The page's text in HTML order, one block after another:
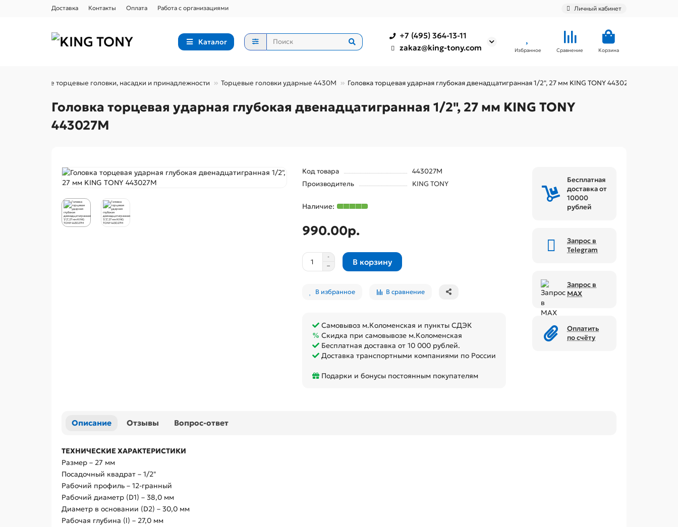
Доставка Контакты Оплата Работа с организациями Личный кабинет
Каталог
+7 (495) 364-13-11
zakaz@king-tony.com
Избранное Сравнение Корзина
Ударные торцевые головки, насадки и принадлежности Торцевые головки ударные 4430M Головка торцевая ударная глубокая двенадцатигранная 1/2", 27 мм KING TONY 443027M
Головка торцевая ударная глубокая двенадцатигранная 1/2", 27 мм KING TONY
443027M
Код товара
443027M
Производитель
KING TONY
990.00р.
В корзину
В избранное В сравнение
Самовывоз м.Коломенская и пункты СДЭК
Скидка при самовывозе м.Коломенская
Бесплатная доставка от 10 000 рублей.
Доставка транспортными компаниями по России
Подарки и бонусы постоянным покупателям
Бесплатная
доставка от
10000
рублей
Запрос в
Telegram
Запрос в
MAX
Оплатить
по счёту
Описание Отзывы Вопрос-ответ
ТЕХНИЧЕСКИЕ ХАРАКТЕРИСТИКИ
Размер – 27 мм
Посадочный квадрат – 1/2"
Рабочий профиль – 12-гранный
Рабочий диаметр (D1) – 38,0 мм
Диаметр в основании (D2) – 30,0 мм
Рабочая глубина (l) – 27,0 мм